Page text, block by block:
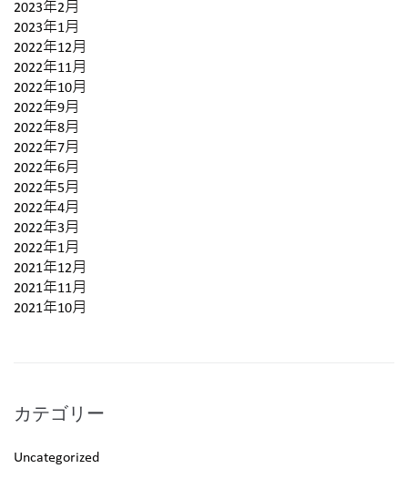
2023年2月
2023年1月
2022年12月
2022年11月
2022年10月
2022年9月
2022年8月
2022年7月
2022年6月
2022年5月
2022年4月
2022年3月
2022年1月
2021年12月
2021年11月
2021年10月
カテゴリー
Uncategorized